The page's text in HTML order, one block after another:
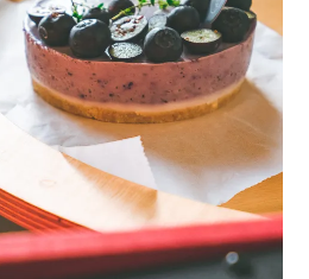
child
menu
child
menu
child
menu
child
menu
child
menu
child
menu
child
menu
child
menu
child
menu
child
menu
child
menu
child
menu
child
menu
child
menu